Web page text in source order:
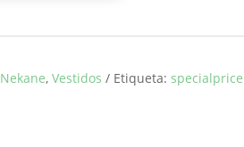
Nekane, Vestidos Etiqueta: specialprice